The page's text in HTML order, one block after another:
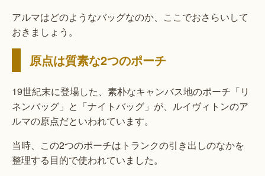
アルマはどのようなバッグなのか、ここでおさらいして
おきましょう。
原点は質素な2つのポーチ
19世紀末に登場した、素朴なキャンバス地のポーチ「リ
ネンバッグ」と「ナイトバッグ」が、ルイヴィトンのア
ルマの原点だといわれています。
当時、この2つのポーチはトランクの引き出しのなかを
整理する目的で使われていました。